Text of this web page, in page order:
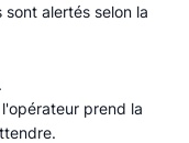
alertés selon la
prend la